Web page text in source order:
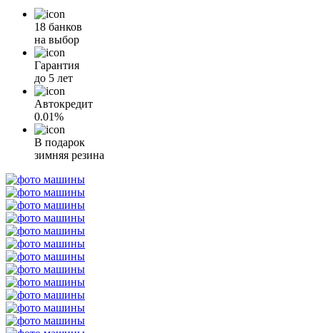
18 банков
на выбор
Гарантия
до 5 лет
Автокредит
0.01%
В подарок
зимняя резина